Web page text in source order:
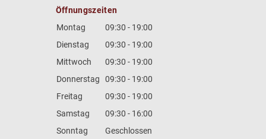
Öffnungszeiten
Montag
09:30 - 19:00
Dienstag
09:30 - 19:00
Mittwoch
09:30 - 19:00
Donnerstag
09:30 - 19:00
Freitag
09:30 - 19:00
Samstag
09:30 - 16:00
Sonntag
Geschlossen